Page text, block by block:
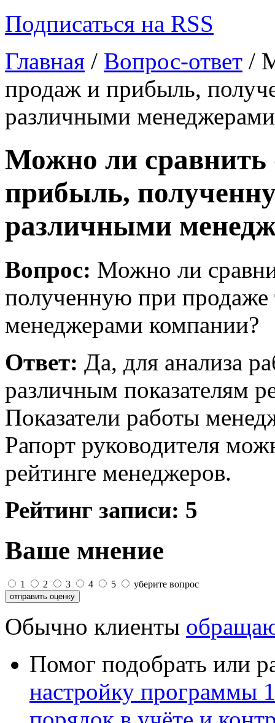
Подписаться на RSS
Главная / Вопрос-ответ /
продаж и прибыль,
различными
Можно ли сравнить
прибыль,
различными
Вопрос: Можно ли
полученную при продаже
менеджерами компании?
Ответ: Да, для анализа
различным показателям
Показатели работы
Рапорт руководителя
рейтинге менеджеров.
Рейтинг записи: 5
Ваше мнение
1 2 3 4 5 уберите вопрос
Обычно клиенты
Помог подобрать или
настройку программы